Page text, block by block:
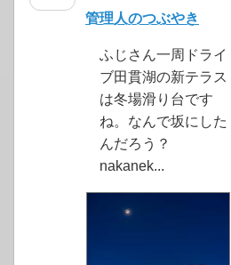
管理人のつぶやき
ふじさん一周ドライ
ブ田貫湖の新テラス
は冬場滑り台です
ね。なんで坂にした
んだろう？
nakanek...